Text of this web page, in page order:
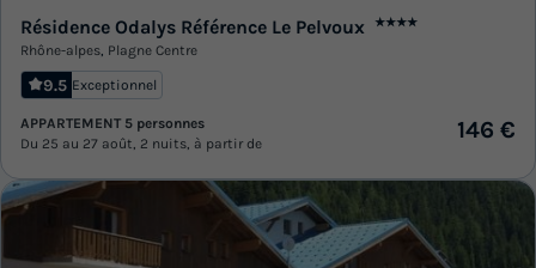
Résidence Odalys Référence Le Pelvoux ★★★★
Rhône-alpes, Plagne Centre
9.5 Exceptionnel
APPARTEMENT 5 personnes
Du 25 au 27 août, 2 nuits, à partir de
146 €